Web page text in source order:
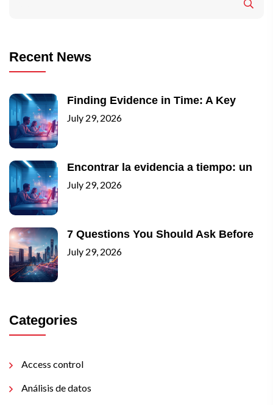
Recent News
Finding Evidence in Time: A Key
July 29, 2026
Encontrar la evidencia a tiempo: un
July 29, 2026
7 Questions You Should Ask Before
July 29, 2026
Categories
Access control
Análisis de datos